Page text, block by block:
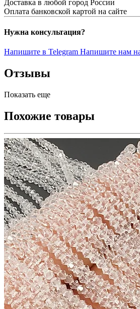
Доставка в любой город России
Оплата банковской картой на сайте
Нужна консультация?
Напишите в Telegram Напишите нам
Отзывы
Показать еще
Похожие товары